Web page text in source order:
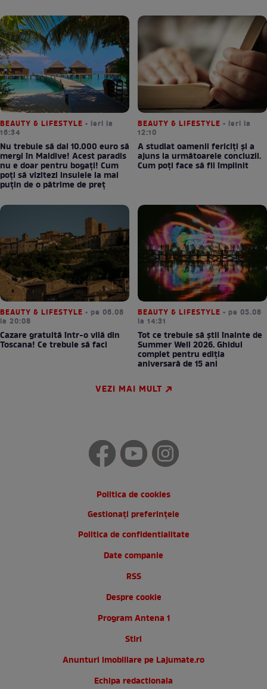
BEAUTY & LIFESTYLE • ieri la
16:34
Nu trebuie să dai 10.000 euro să
mergi în Maldive! Acest paradis
nu e doar pentru bogați! Cum
poți să vizitezi insulele la mai
puțin de o pătrime de preț
BEAUTY & LIFESTYLE • ieri la
12:10
A studiat oamenii fericiți și a
ajuns la următoarele concluzii.
Cum poți face să fii împlinit
BEAUTY & LIFESTYLE • pe 06.08
la 20:08
Cazare gratuită într-o vilă din
Toscana! Ce trebuie să faci
BEAUTY & LIFESTYLE • pe 05.08
la 14:31
Tot ce trebuie să știi înainte de
Summer Well 2026. Ghidul
complet pentru ediția
aniversară de 15 ani
VEZI MAI MULT
Politica de cookies
Gestionați preferințele
Politica de confidentialitate
Date companie
RSS
Despre cookie
Program Antena 1
Stiri
Anunturi imobiliare pe Lajumate.ro
Echipa redactionala